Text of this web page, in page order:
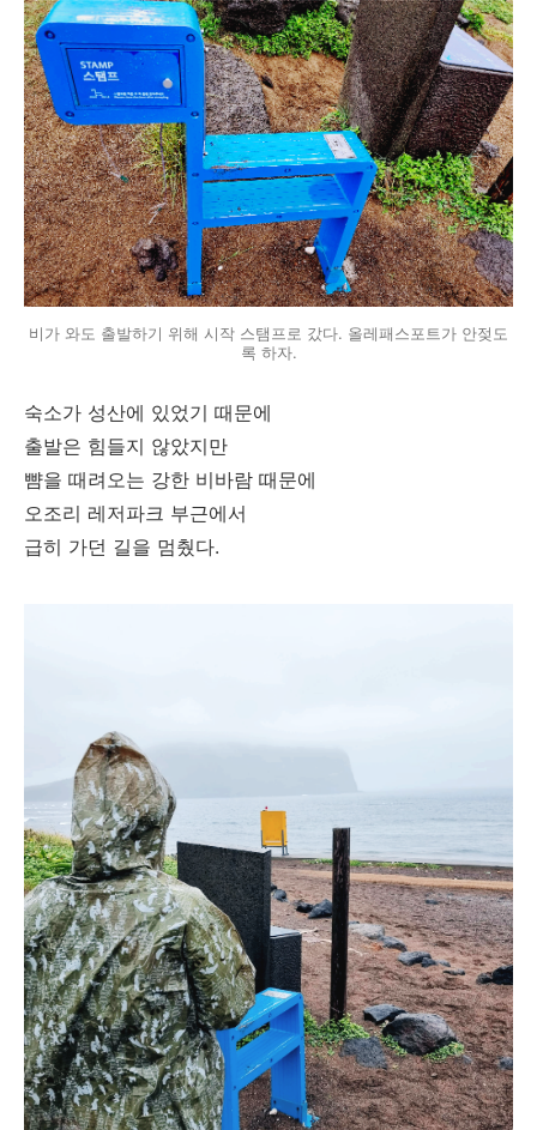
비가 와도 출발하기 위해 시작 스탬프로 갔다. 올레패스포트가 안젖도
록 하자.
숙소가 성산에 있었기 때문에
출발은 힘들지 않았지만
뺨을 때려오는 강한 비바람 때문에
오조리 레저파크 부근에서
급히 가던 길을 멈췄다.